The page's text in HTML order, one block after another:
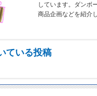
しています。ダンボ
商品企画などを紹介
ている投稿